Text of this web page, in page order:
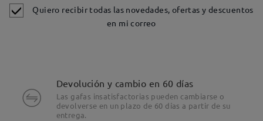
Quiero recibir todas las novedades, ofertas y descuentos
en mi correo
Devolución y cambio en 60 días
Las gafas insatisfactorias pueden cambiarse o
devolverse en un plazo de 60 días a partir de su
entrega.